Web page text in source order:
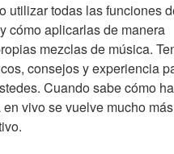
utilizar todas las funciones
cómo aplicarlas de manera
mezclas de música.
consejos y experiencia
Cuando sabe cómo
vivo se vuelve mucho más